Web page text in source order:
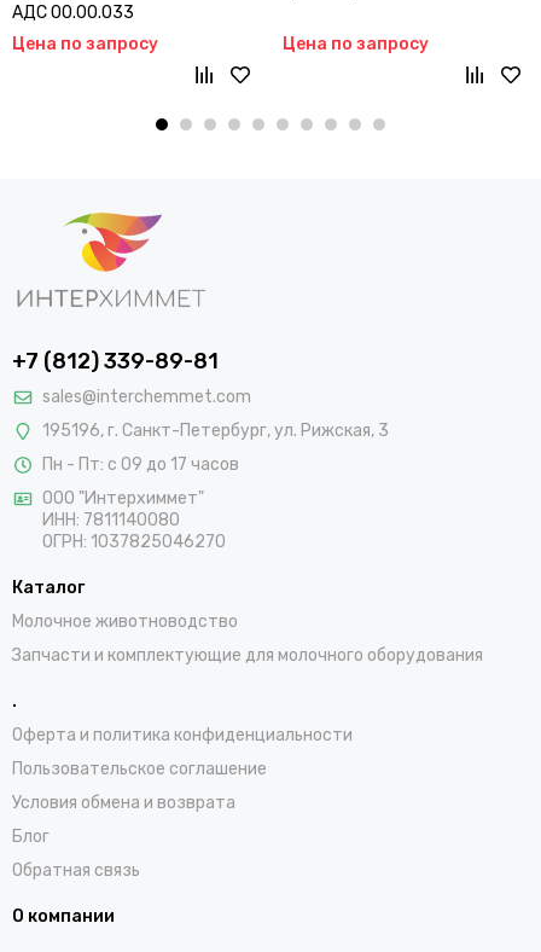
АДС 00.00.033
Цена по запросу
Цена по запросу
+7 (812) 339-89-81
sales@interchemmet.com
195196, г. Санкт-Петербург, ул. Рижская, 3
Пн - Пт: с 09 до 17 часов
ООО "Интерхиммет"
ИНН: 7811140080
ОГРН: 1037825046270
Каталог
Молочное животноводство
Запчасти и комплектующие для молочного оборудования
.
Оферта и политика конфиденциальности
Пользовательское соглашение
Условия обмена и возврата
Блог
Обратная связь
О компании